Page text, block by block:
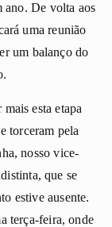
ano. De volta aos
uma reunião
um balanço do
esta etapa
torceram pela
nosso vice-
que se
estive ausente.
terça-feira, onde